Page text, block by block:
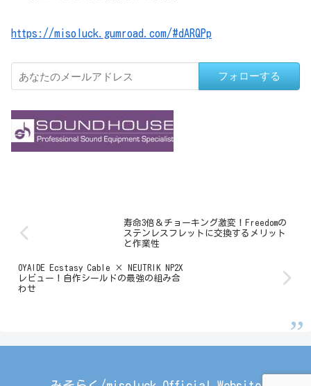
https://misoluck.gumroad.com/#dARQPp
フォローする
寿命3倍＆チョーキング激変！Freedomの
ステンレスフレットに交換するメリット
と作業性
OYAIDE Ecstasy Cable × NEUTRIK NP2X
レビュー！自作シールドの最強の組み合
わせ